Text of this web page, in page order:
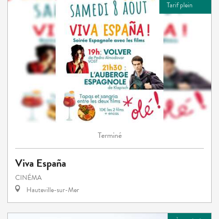
Tarif plein
Terminé
Viva España
CINÉMA
Hauteville-sur-Mer